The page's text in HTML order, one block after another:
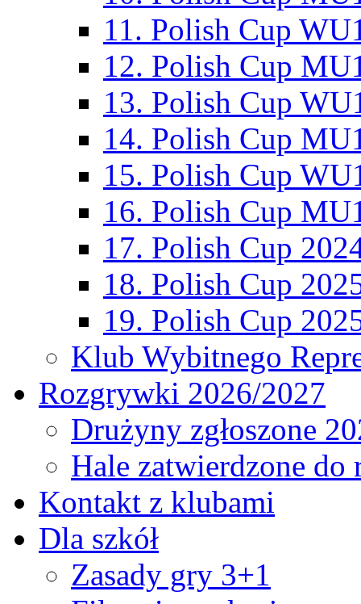
11. Polish Cup
12. Polish Cup
13. Polish Cup
14. Polish Cup
15. Polish Cup
16. Polish Cup
17. Polish Cup
18. Polish Cup
19. Polish Cup
Klub Wybitnego
Rozgrywki 2026/2027
Drużyny zgłoszone
Hale zatwierdzone
Kontakt z klubami
Dla szkół
Zasady gry 3+1